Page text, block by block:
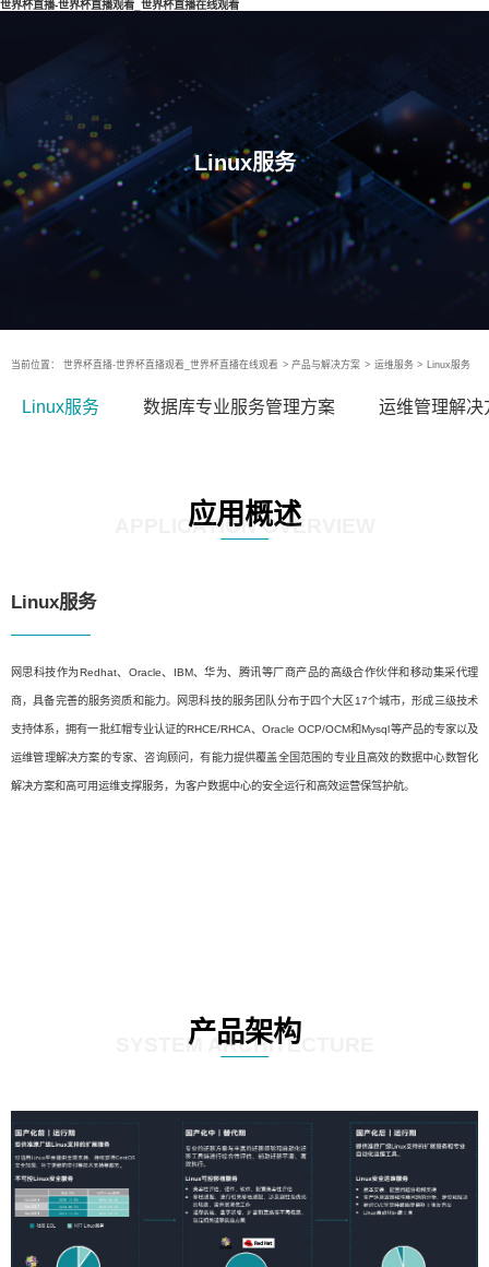
世界杯直播-世界杯直播观看_世界杯直播在线观看
Linux服务
当前位置： 世界杯直播-世界杯直播观看_世界杯直播在线观看 > 产品与解决方案 > 运维服务 > Linux服务
Linux服务 数据库专业服务管理方案 运维管理解决
应用概述
APPLICATION OVERVIEW
Linux服务
网思科技作为Redhat、Oracle、IBM、华为、腾讯等厂商产品的高级合作伙伴和移动集采代理
商，具备完善的服务资质和能力。网思科技的服务团队分布于四个大区17个城市，形成三级技术
支持体系，拥有一批红帽专业认证的RHCE/RHCA、Oracle OCP/OCM和Mysql等产品的专家以及
运维管理解决方案的专家、咨询顾问，有能力提供覆盖全国范围的专业且高效的数据中心数智化
解决方案和高可用运维支撑服务，为客户数据中心的安全运行和高效运营保驾护航。
产品架构
SYSTEM ARCHITECTURE